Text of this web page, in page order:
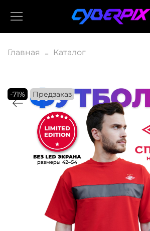
Главная Каталог
-71% Предзаказ